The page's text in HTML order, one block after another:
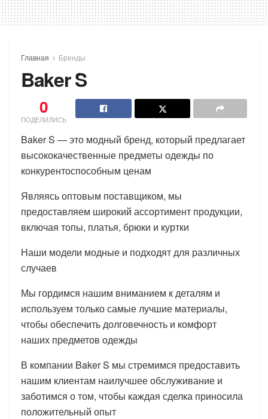
Главная Бренды
Baker S
0
ПОДЕЛИЛИСЬ
Baker S — это модный бренд, который предлагает
высококачественные предметы одежды по
конкурентоспособным ценам
Являясь оптовым поставщиком, мы
предоставляем широкий ассортимент продукции,
включая топы, платья, брюки и куртки
Наши модели модные и подходят для различных
случаев
Мы гордимся нашим вниманием к деталям и
используем только самые лучшие материалы,
чтобы обеспечить долговечность и комфорт
наших предметов одежды
В компании Baker S мы стремимся предоставить
нашим клиентам наилучшее обслуживание и
заботимся о том, чтобы каждая сделка приносила
положительный опыт